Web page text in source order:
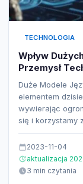
TECHNOLOGIA
Wpływ
Przemysł
Duże Modele
elementem
wywierając
się i korzystamy
2023-11-04
aktualizacja
3 min czytania